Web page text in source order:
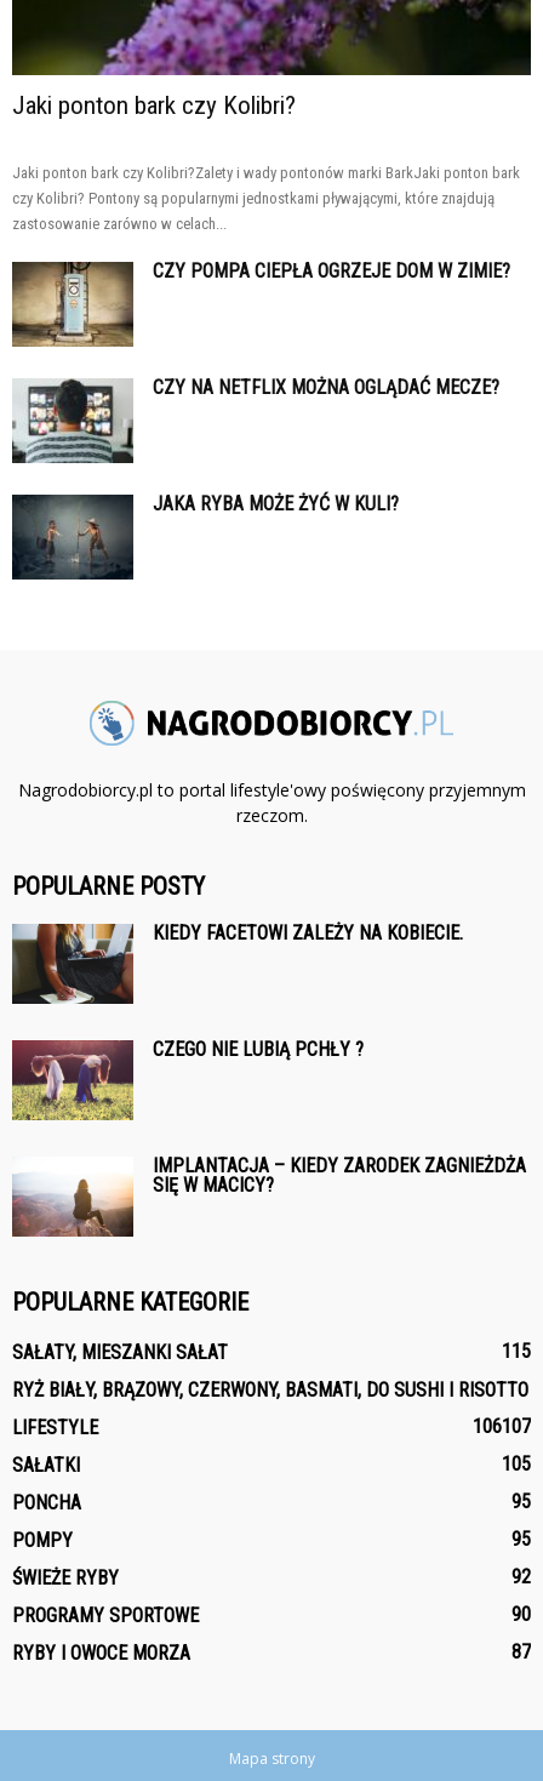
Jaki ponton bark czy Kolibri?
Jaki ponton bark czy Kolibri?Zalety i wady pontonów marki BarkJaki ponton bark
czy Kolibri? Pontony są popularnymi jednostkami pływającymi, które znajdują
zastosowanie zarówno w celach...
CZY POMPA CIEPŁA OGRZEJE DOM W ZIMIE?
CZY NA NETFLIX MOŻNA OGLĄDAĆ MECZE?
JAKA RYBA MOŻE ŻYĆ W KULI?
Nagrodobiorcy.pl to portal lifestyle'owy poświęcony przyjemnym
rzeczom.
POPULARNE POSTY
KIEDY FACETOWI ZALEŻY NA KOBIECIE.
CZEGO NIE LUBIĄ PCHŁY ?
IMPLANTACJA – KIEDY ZARODEK ZAGNIEŻDŻA
SIĘ W MACICY?
POPULARNE KATEGORIE
SAŁATY, MIESZANKI SAŁAT
115
RYŻ BIAŁY, BRĄZOWY, CZERWONY, BASMATI, DO SUSHI I RISOTTO
107
LIFESTYLE
106
SAŁATKI
105
PONCHA
95
POMPY
95
ŚWIEŻE RYBY
92
PROGRAMY SPORTOWE
90
RYBY I OWOCE MORZA
87
Mapa strony